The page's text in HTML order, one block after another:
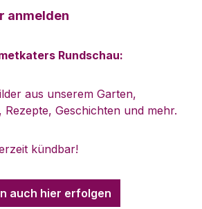
anmelden
Rundschau:
aus unserem Garten,
Geschichten und mehr.
kündbar!
auch hier erfolgen